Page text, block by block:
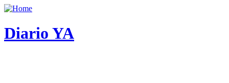
Diario YA